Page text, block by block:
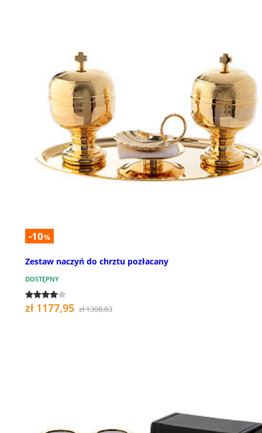
-10%
Zestaw naczyń do chrztu pozłacany
DOSTĘPNY
zł 1177,95 zł 1308,83